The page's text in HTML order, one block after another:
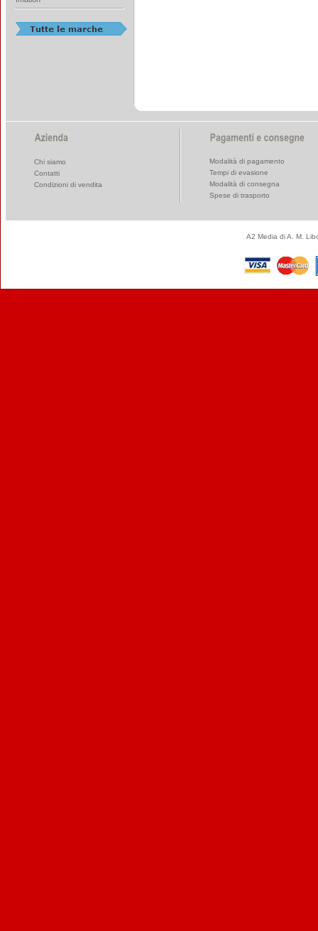
Chi siamo
Contatti
Condizioni di vendita
Modalità di pagamento
Tempi di evasione
Modalità di consegna
Spese di trasporto
A2 Media di A. M.